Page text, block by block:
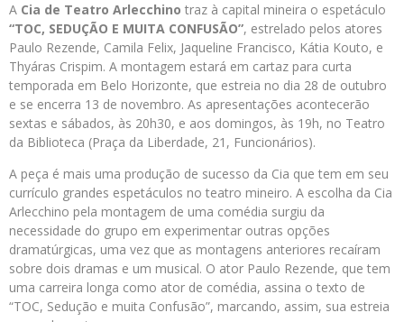
A Cia de Teatro Arlecchino traz à capital mineira o espetáculo
“TOC, SEDUÇÃO E MUITA CONFUSÃO”, estrelado pelos atores
Paulo Rezende, Camila Felix, Jaqueline Francisco, Kátia Kouto, e
Thyáras Crispim. A montagem estará em cartaz para curta
temporada em Belo Horizonte, que estreia no dia 28 de outubro
e se encerra 13 de novembro. As apresentações acontecerão
sextas e sábados, às 20h30, e aos domingos, às 19h, no Teatro
da Biblioteca (Praça da Liberdade, 21, Funcionários).
A peça é mais uma produção de sucesso da Cia que tem em seu
currículo grandes espetáculos no teatro mineiro. A escolha da Cia
Arlecchino pela montagem de uma comédia surgiu da
necessidade do grupo em experimentar outras opções
dramatúrgicas, uma vez que as montagens anteriores recaíram
sobre dois dramas e um musical. O ator Paulo Rezende, que tem
uma carreira longa como ator de comédia, assina o texto de
“TOC, Sedução e muita Confusão”, marcando, assim, sua estreia